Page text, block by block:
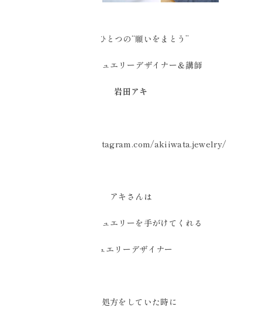
世界でひとつの“願いをまとう”
ワイヤージュエリーデザイナー＆講師
岩田アキ
https://www.instagram.com/akiiwata.jewelry/
アキさんは
エミーのジュエリーを手がけてくれる
ジュエリーデザイナー
宝石処方をしていた時に